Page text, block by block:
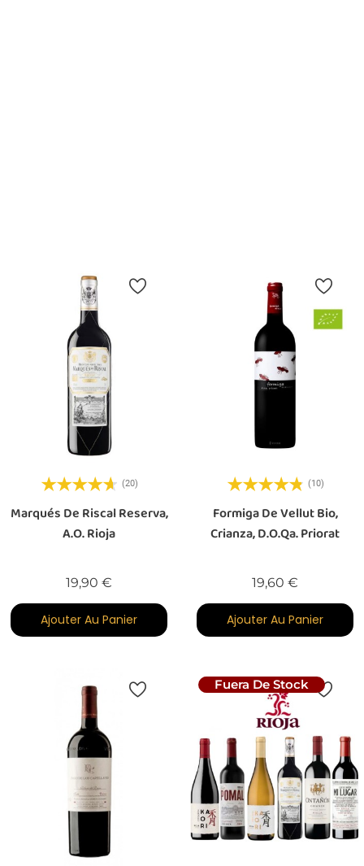
(20)
Marqués De Riscal Reserva,
A.O. Rioja
19,90 €
Ajouter Au Panier
(10)
Formiga De Vellut Bio,
Crianza, D.O.Qa. Priorat
19,60 €
Ajouter Au Panier
Fuera De Stock